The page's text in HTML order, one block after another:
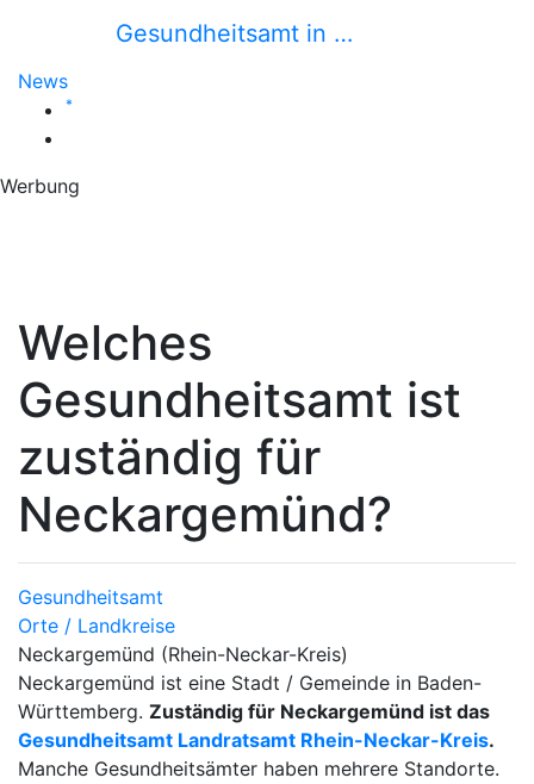
Gesundheitsamt in …
News
*
Werbung
Welches
Gesundheitsamt ist
zuständig für
Neckargemünd?
Gesundheitsamt
Orte / Landkreise
Neckargemünd (Rhein-Neckar-Kreis)
Neckargemünd ist eine Stadt / Gemeinde in Baden-
Württemberg. Zuständig für Neckargemünd ist das
Gesundheitsamt Landratsamt Rhein-Neckar-Kreis.
Manche Gesundheitsämter haben mehrere Standorte.